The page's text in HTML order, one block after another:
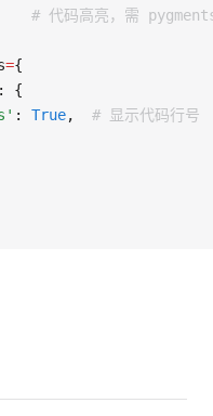
# 代码高亮，需
={
: {
: True, # 显示代码行号